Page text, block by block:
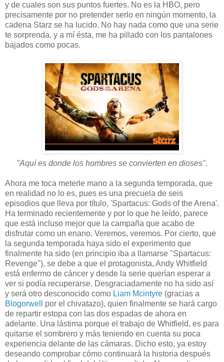
y de cuales son sus puntos fuertes. No es la HBO, pero
precisamente por no pretender serlo en ningún momento, la
cadena Starz se ha lucido. No hay nada como que una serie
te sorprenda, y a mí ésta, me ha pillado con los pantalones
bajados como pocas.
"Aquí es donde los hombres se convierten en dioses".
Ahora me toca meterle mano a la segunda temporada, que
en realidad no lo es, pues es una precuela de seis
episodios que lleva por título, 'Spartacus: Gods of the Arena'.
Ha terminado recientemente y por lo que he leído, parece
que está incluso mejor que la campaña que acabo de
disfrutar como un enano. Veremos, veremos. Por cierto, que
la segunda temporada haya sido el experimento que
finalmente ha sido (en principio iba a llamarse "Spartacus:
Revenge"), se debe a que el protagonista, Andy Whitfield
está enfermo de cáncer y desde la serie querían esperar a
ver si podía recuperarse. Desgraciadamente no ha sido así
y será otro desconocido como Liam Mcintyre (gracias a
Blogorwell
por el chivatazo), quien finalmente se hará cargo
de repartir estopa con las dos espadas de ahora en
adelante. Una lástima porque el trabajo de Whitfield, es para
quitarse el sombrero y más teniendo en cuenta su poca
experiencia delante de las cámaras. Dicho esto, ya estoy
deseando comprobar cómo continuará la historia después